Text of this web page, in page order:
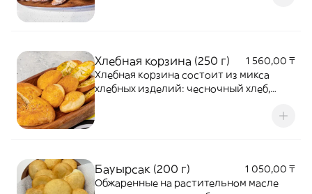
Хлебная корзина (250 г)
1 560,00 ₸
Хлебная корзина состоит из микса
хлебных изделий: чесночный хлеб,
Бауырсак (200 г)
1 050,00 ₸
Обжаренные на растительном масле